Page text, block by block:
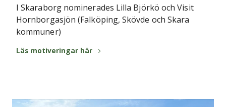
I Skaraborg nominerades Lilla Björkö och Visit
Hornborgasjön (Falköping, Skövde och Skara
kommuner)
Läs motiveringar här